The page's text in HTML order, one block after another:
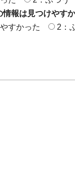
情報は見つけやす
すかった
2：